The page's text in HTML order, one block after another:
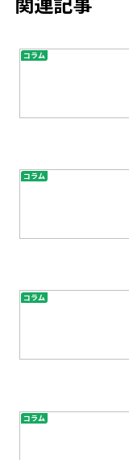
コラム
コラム
コラム
コラム